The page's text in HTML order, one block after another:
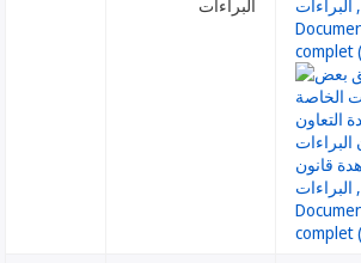
البراءات